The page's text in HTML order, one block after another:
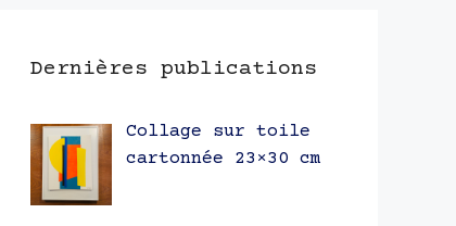
Dernières publications
Collage sur toile
cartonnée 23×30 cm